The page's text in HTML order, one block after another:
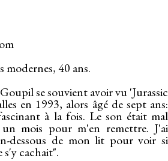
modernes, 40 ans.
se souvient avoir vu 'Jurassic
en 1993, alors âgé de sept ans:
à la fois. Le son était mal
mois pour m'en remettre. J'ai
dessous de mon lit pour voir si
cachait".